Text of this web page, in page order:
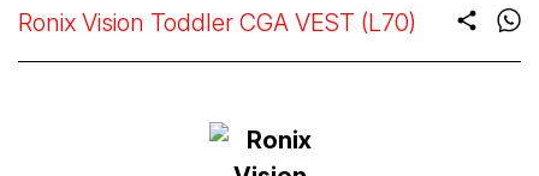
Ronix Vision Toddler CGA VEST (L70) share